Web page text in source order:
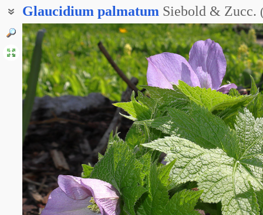
Glaucidium palmatum Siebold & Zucc.
Глауцидиум пальчатый